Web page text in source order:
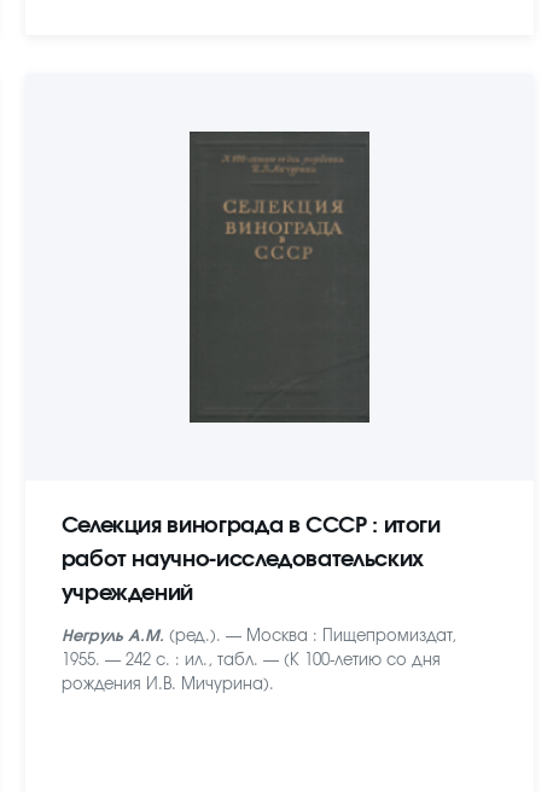
Селекция винограда в СССР : итоги
работ научно-исследовательских
учреждений
Негруль А.М. (ред.). — Москва : Пищепромиздат,
1955. — 242 с. : ил., табл. — (К 100-летию со дня
рождения И.В. Мичурина).